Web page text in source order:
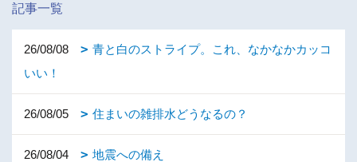
記事一覧
26/08/08
青と白のストライプ。これ、なかなかカッコ
いい！
26/08/05 住まいの雑排水どうなるの？
26/08/04 地震への備え